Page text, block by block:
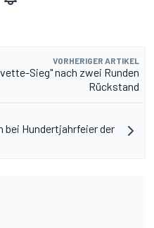
VORHERIGER ARTIKEL
Sieg" nach zwei Runden
Rückstand
bei Hundertjahrfeier der